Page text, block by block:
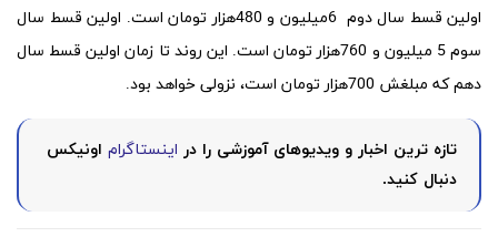
اولین قسط سال دوم 6میلیون و 480هزار تومان است. اولین قسط سال
سوم 5 میلیون و 760هزار تومان است. این روند تا زمان اولین قسط سال
دهم که مبلغش 700هزار تومان است، نزولی خواهد بود.
تازه ترین اخبار و ویدیوهای آموزشی را در اینستاگرام اونیکس
دنبال کنید.